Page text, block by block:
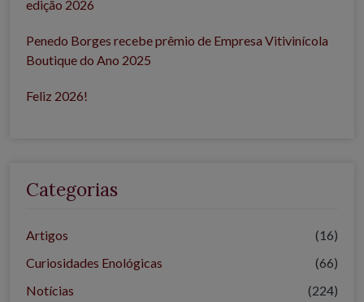
edição 2026
Penedo Borges recebe prêmio de Empresa Vitivinícola
Boutique do Ano 2025
Feliz 2026!
Categorias
Artigos
(16)
Curiosidades Enológicas
(66)
Notícias
(224)